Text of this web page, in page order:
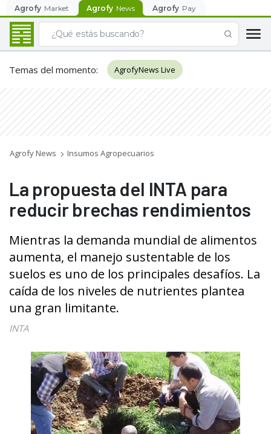
Agrofy Market Agrofy News Agrofy Pay
Temas del momento: AgrofyNews Live
Agrofy News Insumos Agropecuarios
La propuesta del INTA para
reducir brechas rendimientos
Mientras la demanda mundial de alimentos
aumenta, el manejo sustentable de los
suelos es uno de los principales desafíos. La
caída de los niveles de nutrientes plantea
una gran limitante.
INTA